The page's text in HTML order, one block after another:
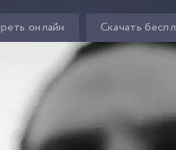
онлайн Скачать